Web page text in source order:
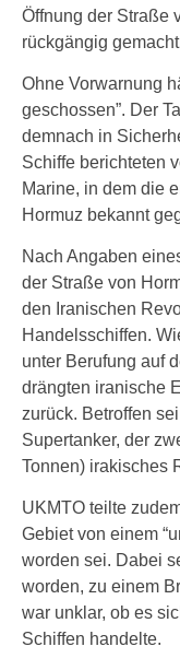
Öffnung der Straße
rückgängig
Ohne Vorwarnung
geschossen”. Der
demnach in
Schiffe berichteten
Marine, in dem die
Hormuz bekannt
Nach Angaben
der Straße von
den Iranischen
Handelsschiffen.
unter Berufung auf
drängten iranische
zurück. Betroffen
Supertanker, der
Tonnen) irakisches
UKMTO teilte
Gebiet von einem
worden sei. Dabei
worden, zu einem
war unklar, ob es
Schiffen handelte.